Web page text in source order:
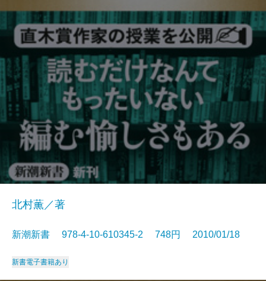
北村薫／著
新潮新書 978-4-10-610345-2 748円 2010/01/18
新書電子書籍あり